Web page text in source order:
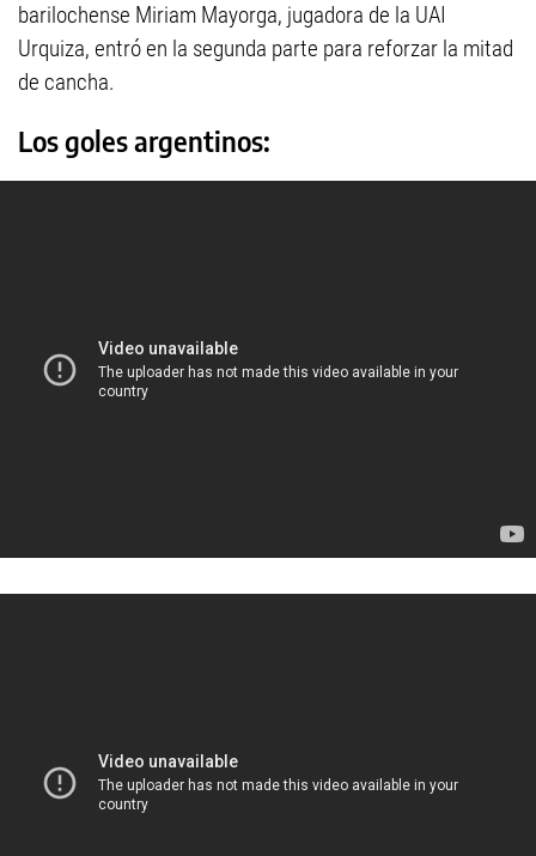
barilochense Miriam Mayorga, jugadora de la UAI
Urquiza, entró en la segunda parte para reforzar la mitad
de cancha.
Los goles argentinos: